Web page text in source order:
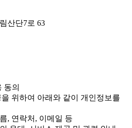
산단7로 63
동의
위하여 아래와 같이 개인정보를
, 연락처, 이메일 등